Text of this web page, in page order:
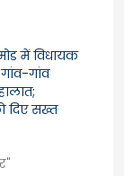
में विधायक
गांव-गांव
दिए सख्त